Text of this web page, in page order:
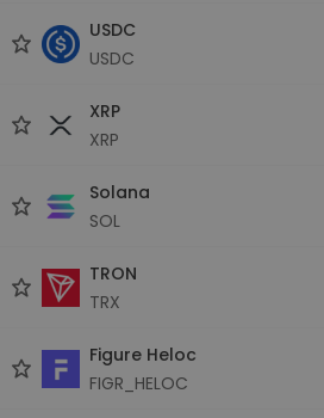
USDC
USDC
XRP
XRP
Solana
SOL
TRON
TRX
Figure Heloc
FIGR_HELOC